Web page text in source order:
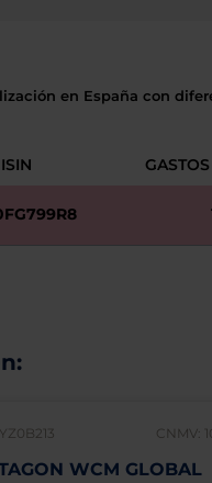
en España con
ISIN
CNMV:
WCM GLOBAL